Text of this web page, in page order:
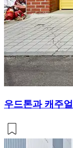
우드톤과 캐주